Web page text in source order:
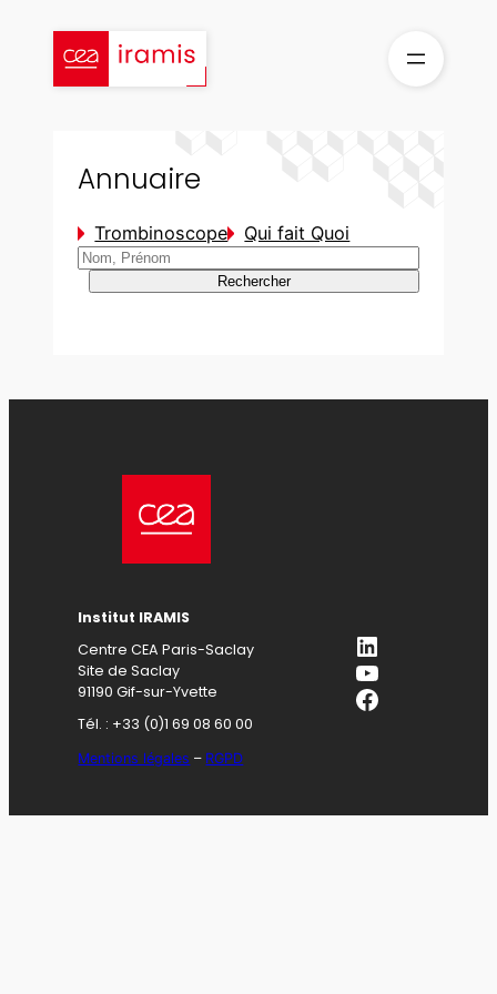
contenu
Annuaire
Trombinoscope Qui fait Quoi
Rechercher
Institut IRAMIS
Centre CEA Paris-Saclay
Site de Saclay
91190 Gif-sur-Yvette
Tél. : +33 (0)1 69 08 60 00
Mentions légales – RGPD
LinkedIn
YouTube
Facebook